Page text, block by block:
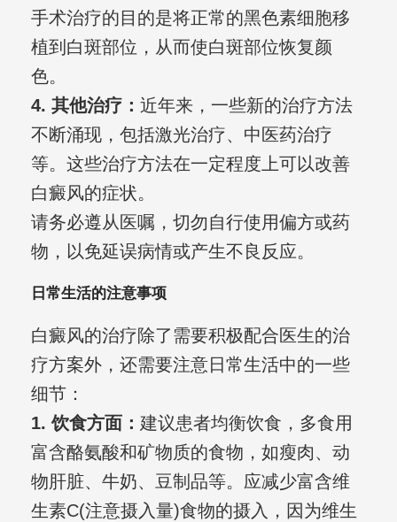
手术治疗的目的是将正常的黑色素细胞移
植到白斑部位，从而使白斑部位恢复颜
色。
4. 其他治疗： 近年来，一些新的治疗方法
不断涌现，包括激光治疗、中医药治疗
等。这些治疗方法在一定程度上可以改善
白癜风的症状。
请务必遵从医嘱，切勿自行使用偏方或药
物，以免延误病情或产生不良反应。
日常生活的注意事项
白癜风的治疗除了需要积极配合医生的治
疗方案外，还需要注意日常生活中的一些
细节：
1. 饮食方面： 建议患者均衡饮食，多食用
富含酪氨酸和矿物质的食物，如瘦肉、动
物肝脏、牛奶、豆制品等。应减少富含维
生素C(注意摄入量)食物的摄入，因为维生